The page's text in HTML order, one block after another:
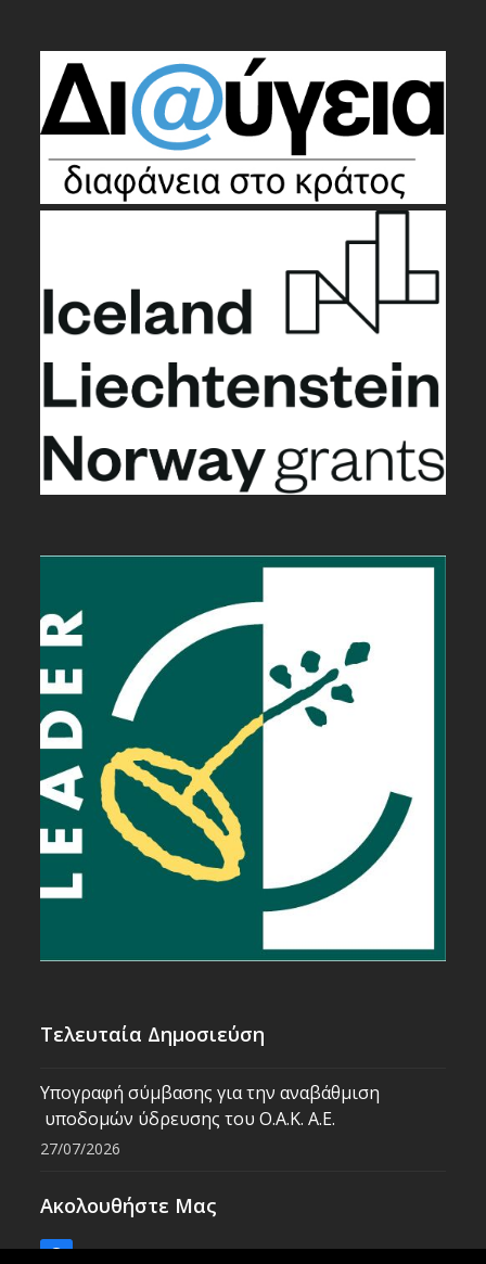
Τελευταία Δημοσιεύση
Υπογραφή σύμβασης για την αναβάθμιση
υποδομών ύδρευσης του Ο.Α.Κ. Α.Ε.
27/07/2026
Ακολουθήστε Μας